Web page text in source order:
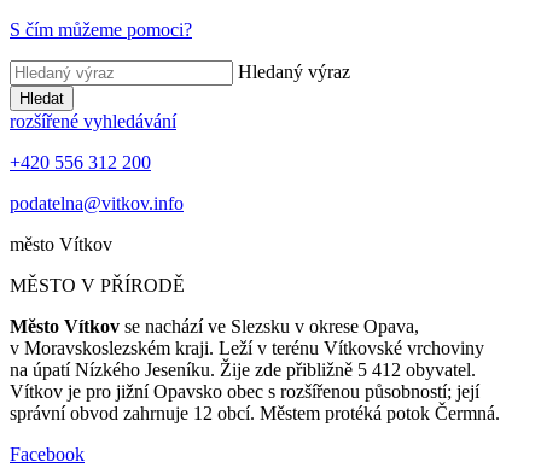
S čím můžeme pomoci?
Hledaný výraz
Hledat
rozšířené vyhledávání
+420 556 312 200
podatelna@vitkov.info
město Vítkov
MĚSTO V PŘÍRODĚ
Město Vítkov se nachází ve Slezsku v okrese Opava,
v Moravskoslezském kraji. Leží v terénu Vítkovské vrchoviny
na úpatí Nízkého Jeseníku. Žije zde přibližně 5 412 obyvatel.
Vítkov je pro jižní Opavsko obec s rozšířenou působností; její
správní obvod zahrnuje 12 obcí. Městem protéká potok Čermná.
Facebook